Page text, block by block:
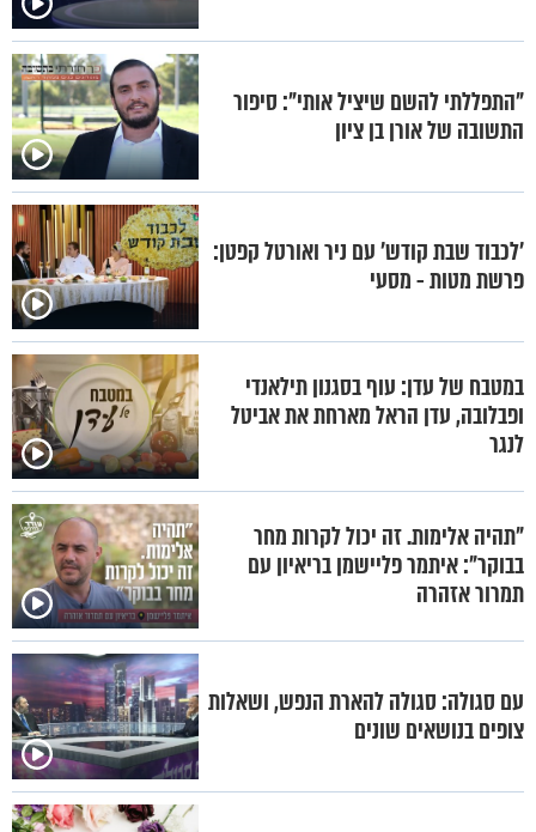
"התפללתי להשם שיציל אותי": סיפור
התשובה של אורן בן ציון
'לכבוד שבת קודש' עם ניר ואורטל קפטן:
פרשת מטות - מסעי
במטבח של עדן: עוף בסגנון תילאנדי
ופבלובה, עדן הראל מארחת את אביטל
לנגר
"תהיה אלימות. זה יכול לקרות מחר
בבוקר": איתמר פליישמן בריאיון עם
תמרור אזהרה
עם סגולה: סגולה להארת הנפש, ושאלות
צופים בנושאים שונים